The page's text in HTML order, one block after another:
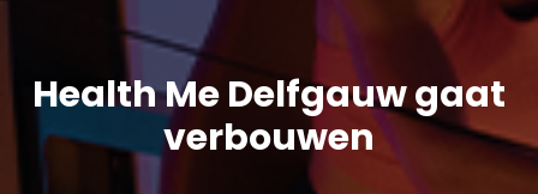
Health Me Delfgauw gaat
verbouwen